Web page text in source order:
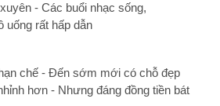
- Các buổi nhạc sống,
uống rất hấp dẫn
chế - Đến sớm mới có chỗ đẹp
hơn - Nhưng đáng đồng tiền bát